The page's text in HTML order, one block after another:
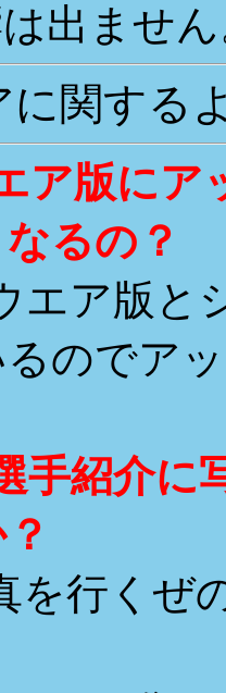
出ませ
に関する
ア版に
るの？
ア版と
のでア
手紹介に
行くぜ